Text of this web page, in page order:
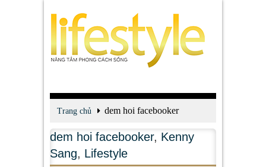
Trang chủ dem hoi facebooker
dem hoi facebooker, Kenny
Sang, Lifestyle